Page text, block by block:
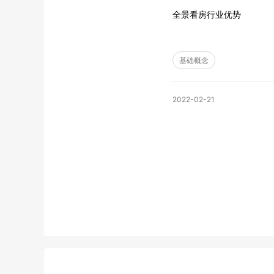
全景看房行业优势
基础概念
2022-02-21